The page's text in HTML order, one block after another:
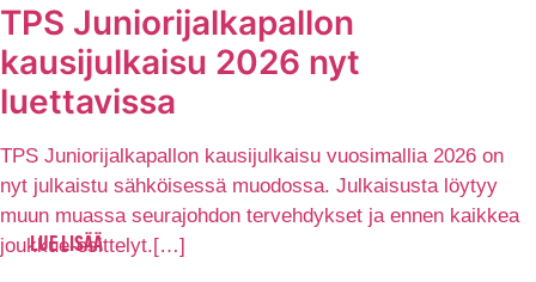
TPS Juniorijalkapallon
kausijulkaisu 2026 nyt
luettavissa
TPS Juniorijalkapallon kausijulkaisu vuosimallia 2026 on
nyt julkaistu sähköisessä muodossa. Julkaisusta löytyy
muun muassa seurajohdon tervehdykset ja ennen kaikkea
joukkue-esittelyt.[…]
LUE LISÄÄ